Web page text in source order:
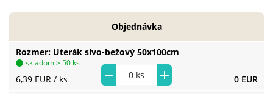
Rozmer Uterák sivo-bežový 50x100cm
6,39 EUR / ks 0 EUR
skladom > 50 ks
Objednávka